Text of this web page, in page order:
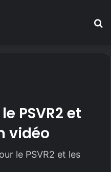
PSVR2 et
vidéo
le PSVR2 et les